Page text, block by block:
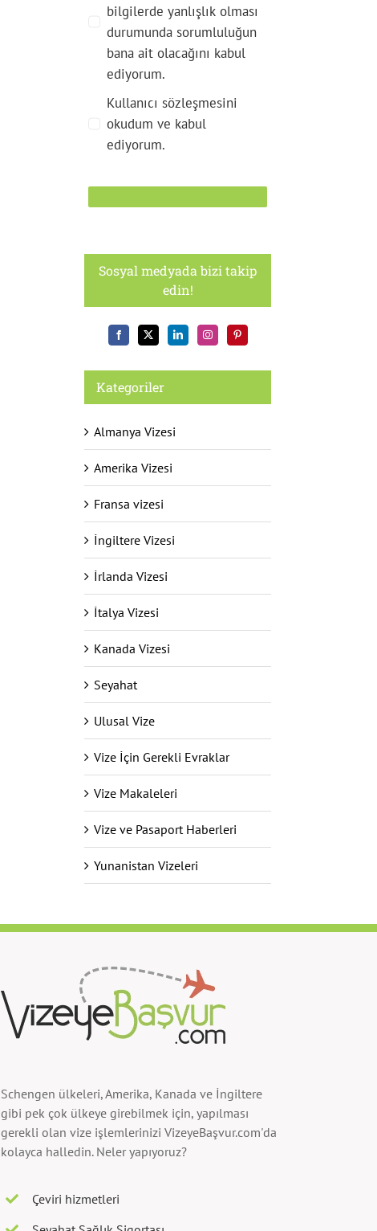
bilgilerde yanlışlık olması
durumunda sorumluluğun
bana ait olacağını kabul
ediyorum.
Kullanıcı sözleşmesini
okudum ve kabul
ediyorum.
Sosyal medyada bizi takip
edin!
Kategoriler
Almanya Vizesi
Amerika Vizesi
Fransa vizesi
İngiltere Vizesi
İrlanda Vizesi
İtalya Vizesi
Kanada Vizesi
Seyahat
Ulusal Vize
Vize İçin Gerekli Evraklar
Vize Makaleleri
Vize ve Pasaport Haberleri
Yunanistan Vizeleri
Schengen ülkeleri, Amerika, Kanada ve İngiltere
gibi pek çok ülkeye girebilmek için, yapılması
gerekli olan vize işlemlerinizi VizeyeBaşvur.com'da
kolayca halledin. Neler yapıyoruz?
Çeviri hizmetleri